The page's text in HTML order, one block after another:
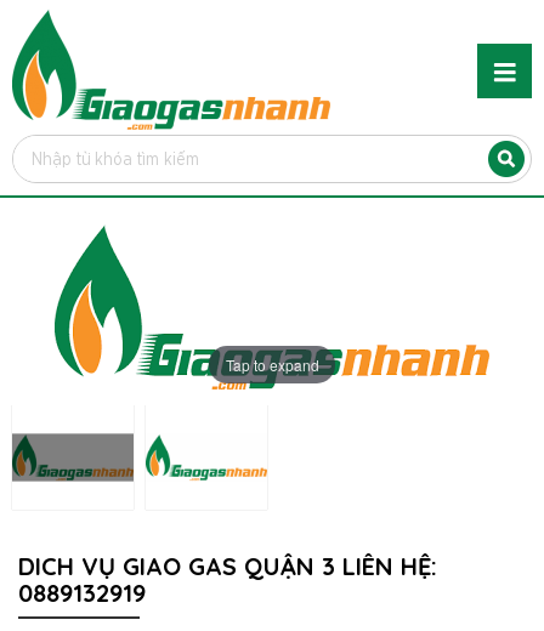
Tap to expand
DICH VỤ GIAO GAS QUẬN 3 LIÊN HỆ:
0889132919